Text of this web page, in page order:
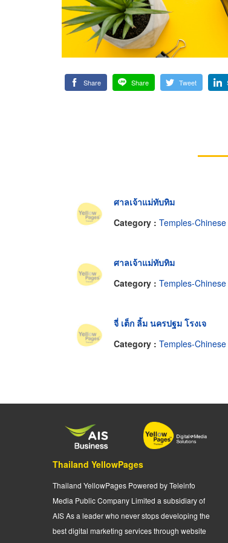
Share Share Tweet
ศาลเจ้าแม่ทับทิม
Category : Temples-Chinese
ศาลเจ้าแม่ทับทิม
Category : Temples-Chinese
จี่ เต็ก ลิ้ม นครปฐม โรงเจ
Category : Temples-Chinese
Thailand YellowPages
Thailand YellowPages Powered by Teleinfo
Media Public Company Limited a subsidiary of
AIS As a leader who never stops developing the
best digital marketing services through website